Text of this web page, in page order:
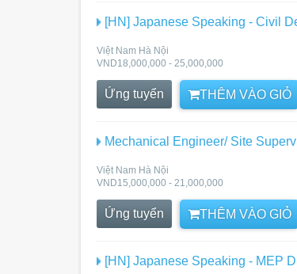
[HN] Japanese Speaking - Civil
Việt Nam Hà Nội
VND18,000,000 - 25,000,000
Ứng tuyển THÊM VÀO GIỎ
Mechanical Engineer/ Site
Việt Nam Hà Nội
VND15,000,000 - 21,000,000
Ứng tuyển THÊM VÀO GIỎ
[HN] Japanese Speaking - MEP